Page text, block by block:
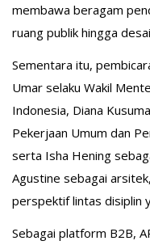
membawa beragam
ruang publik hingga
Sementara itu,
Umar selaku Wakil
Indonesia, Diana
Pekerjaan Umum dan
serta Isha Hening
Agustine sebagai
perspektif lintas disiplin
Sebagai platform B2B,